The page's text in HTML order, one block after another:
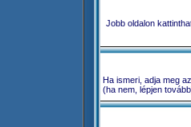
Jobb oldalon
Ha ismeri, adja meg
(ha nem, lépjen